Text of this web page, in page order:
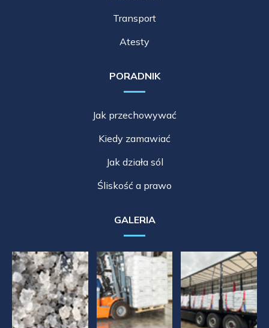
Transport
Atesty
PORADNIK
Jak przechowywać
Kiedy zamawiać
Jak działa sól
Śliskość a prawo
GALERIA